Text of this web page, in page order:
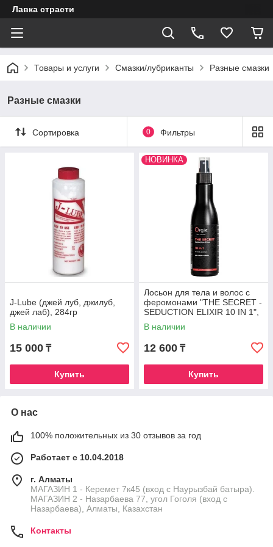
Лавка страсти
Товары и услуги Смазки/лубриканты Разные смазки
Разные смазки
Сортировка 0 Фильтры
J-Lube (джей луб, джилуб,
джей лаб), 284гр
В наличии
15 000 ₸
Купить
НОВИНКА
Лосьон для тела и волос с
феромонами "THE SECRET -
SEDUCTION ELIXIR 10 IN 1",
Orgie, 200мл, Португалия
В наличии
12 600 ₸
Купить
О нас
100% положительных из 30 отзывов за год
Работает с 10.04.2018
г. Алматы
МАГАЗИН 1 - Керемет 7к45 (вход с Наурызбай батыра).
МАГАЗИН 2 - Назарбаева 77, угол Гоголя (вход с
Назарбаева), Алматы, Казахстан
Контакты